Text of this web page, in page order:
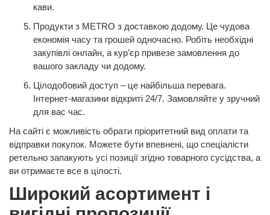
кави.
Продукти з METRO з доставкою додому. Це чудова
економія часу та грошей одночасно. Робіть необхідні
закупівлі онлайн, а кур’єр привезе замовлення до
вашого закладу чи додому.
Цілодобовий доступ – це найбільша перевага.
Інтернет-магазини відкриті 24/7. Замовляйте у зручний
для вас час.
На сайті є можливість обрати пріоритетний вид оплати та
відправки покупок. Можете бути впевнені, що спеціалісти
ретельно запакують усі позиції згідно товарного сусідства, а
ви отримаєте все в цілості.
Широкий асортимент і